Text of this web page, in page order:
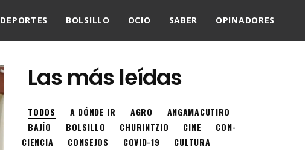
DEPORTES BOLSILLO OCIO SABER OPINADORES
Las más leídas
TODOS A DÓNDE IR AGRO
ANGAMACUTIRO
BAJÍO
BOLSILLO CHURINTZIO CINE
CON-
CIENCIA
CONSEJOS COVID-19
CULTURA